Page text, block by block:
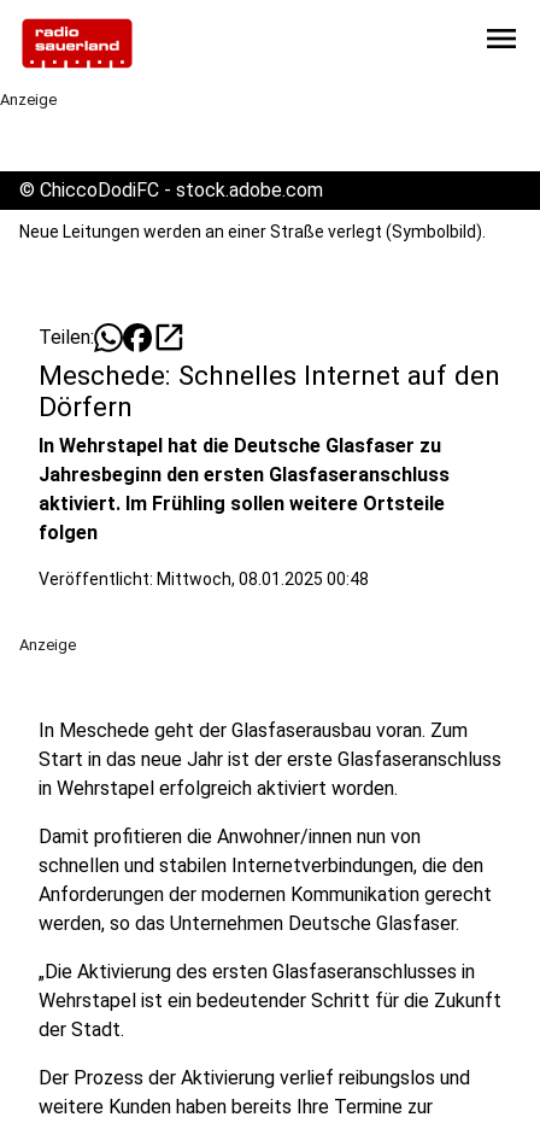
menu
Anzeige
© ChiccoDodiFC - stock.adobe.com
Neue Leitungen werden an einer Straße verlegt (Symbolbild).
Teilen: open_in_new
Meschede: Schnelles Internet auf den
Dörfern
In Wehrstapel hat die Deutsche Glasfaser zu
Jahresbeginn den ersten Glasfaseranschluss
aktiviert. Im Frühling sollen weitere Ortsteile
folgen
Veröffentlicht: Mittwoch, 08.01.2025 00:48
Anzeige
In Meschede geht der Glasfaserausbau voran. Zum
Start in das neue Jahr ist der erste Glasfaseranschluss
in Wehrstapel erfolgreich aktiviert worden.
Damit profitieren die Anwohner/innen nun von
schnellen und stabilen Internetverbindungen, die den
Anforderungen der modernen Kommunikation gerecht
werden, so das Unternehmen Deutsche Glasfaser.
„Die Aktivierung des ersten Glasfaseranschlusses in
Wehrstapel ist ein bedeutender Schritt für die Zukunft
der Stadt.
Der Prozess der Aktivierung verlief reibungslos und
weitere Kunden haben bereits Ihre Termine zur